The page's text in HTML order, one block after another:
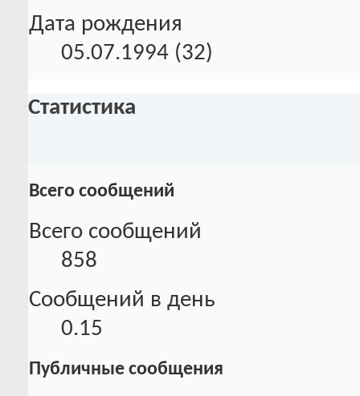
Дата рождения
05.07.1994 (32)
Статистика
Всего сообщений
Всего сообщений
858
Сообщений в день
0.15
Публичные сообщения